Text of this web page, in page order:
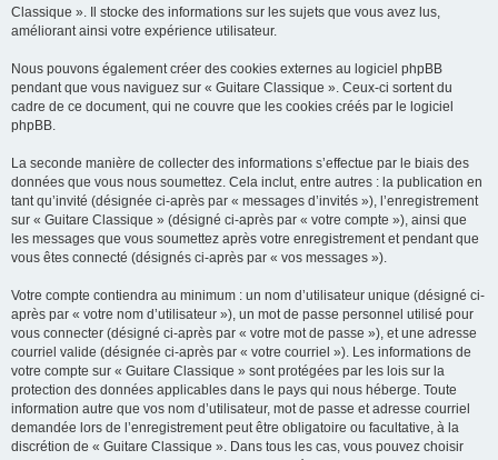
Classique ». Il stocke des informations sur les sujets que vous avez lus,
améliorant ainsi votre expérience utilisateur.
Nous pouvons également créer des cookies externes au logiciel phpBB
pendant que vous naviguez sur « Guitare Classique ». Ceux-ci sortent du
cadre de ce document, qui ne couvre que les cookies créés par le logiciel
phpBB.
La seconde manière de collecter des informations s’effectue par le biais des
données que vous nous soumettez. Cela inclut, entre autres : la publication en
tant qu’invité (désignée ci-après par « messages d’invités »), l’enregistrement
sur « Guitare Classique » (désigné ci-après par « votre compte »), ainsi que
les messages que vous soumettez après votre enregistrement et pendant que
vous êtes connecté (désignés ci-après par « vos messages »).
Votre compte contiendra au minimum : un nom d’utilisateur unique (désigné ci-
après par « votre nom d’utilisateur »), un mot de passe personnel utilisé pour
vous connecter (désigné ci-après par « votre mot de passe »), et une adresse
courriel valide (désignée ci-après par « votre courriel »). Les informations de
votre compte sur « Guitare Classique » sont protégées par les lois sur la
protection des données applicables dans le pays qui nous héberge. Toute
information autre que vos nom d’utilisateur, mot de passe et adresse courriel
demandée lors de l’enregistrement peut être obligatoire ou facultative, à la
discrétion de « Guitare Classique ». Dans tous les cas, vous pouvez choisir